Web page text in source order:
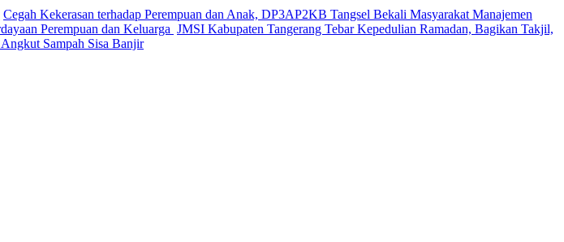
Cegah Kekerasan terhadap Perempuan dan Anak, DP3AP2KB Tangsel Bekali Masyarakat Manajemen
Perempuan dan Keluarga JMSI Kabupaten Tangerang Tebar Kepedulian Ramadan, Bagikan Takjil,
Sampah Sisa Banjir